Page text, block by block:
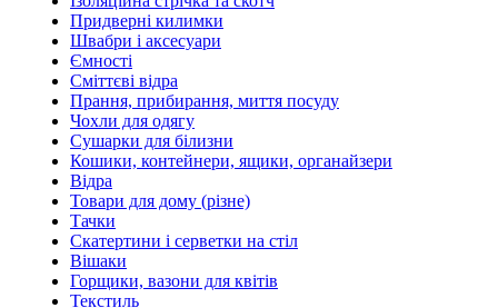
Придверні килимки
Швабри і аксесуари
Ємності
Сміттєві відра
Прання, прибирання, миття посуду
Чохли для одягу
Сушарки для білизни
Кошики, контейнери, ящики, органайзери
Відра
Товари для дому (різне)
Тачки
Скатертини і серветки на стіл
Вішаки
Горщики, вазони для квітів
Текстиль